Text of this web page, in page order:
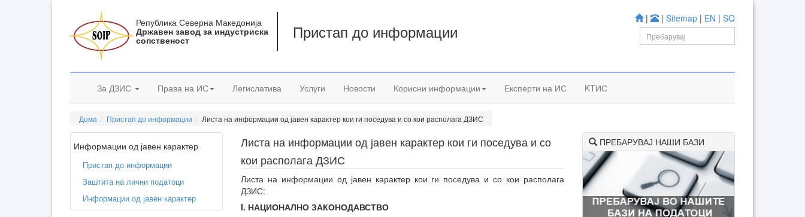
| | Sitemap | EN | SQ
Република Северна Македонија
Државен завод за индустриска
сопственост Пристап до информации
За ДЗИС Права на ИС Легислатива Услуги Новости Корисни информации Експерти на ИС KTИС
Дома Пристап до информации Листа на информации од јавен карактер кои ги поседува и со кои располага ДЗИС
Информации од јавен карактер
Пристап до информации
Заштита на лични податоци
Информации од јавен карактер
Листа на информации од јавен карактер кои ги поседува и со
кои располага ДЗИС
Листа на информации од јавен карактер кои ги поседува и со кои располага
ДЗИС:
I. НАЦИОНАЛНО ЗАКОНОДАВСТВО
ПРЕБАРУВАЈ НАШИ БАЗИ